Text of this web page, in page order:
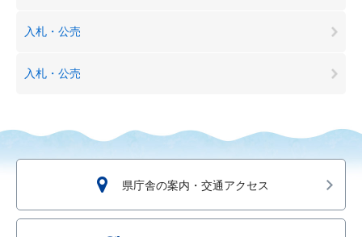
入札・公売
入札・公売
県庁舎の案内・交通アクセス